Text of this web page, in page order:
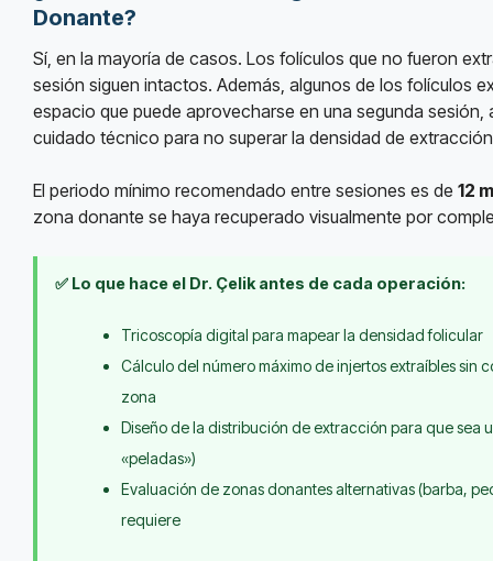
Donante?
Sí, en la mayoría de casos. Los folículos que no fueron
sesión siguen intactos. Además, algunos de los folículos
espacio que puede aprovecharse en una segunda sesión,
cuidado técnico para no superar la densidad de
El periodo mínimo recomendado entre sesiones es de 12
zona donante se haya recuperado visualmente por
✅ Lo que hace el Dr. Çelik antes de cada operación:
Tricoscopía digital para mapear la densidad folicular
Cálculo del número máximo de injertos extraíbles sin
zona
Diseño de la distribución de extracción para que sea
«peladas»)
Evaluación de zonas donantes alternativas (barba,
requiere